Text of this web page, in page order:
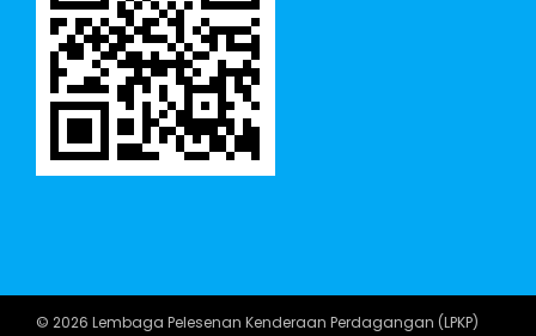
© 2026 Lembaga Pelesenan Kenderaan Perdagangan (LPKP)